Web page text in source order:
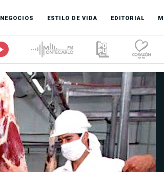
NEGOCIOS ESTILO DE VIDA EDITORIAL